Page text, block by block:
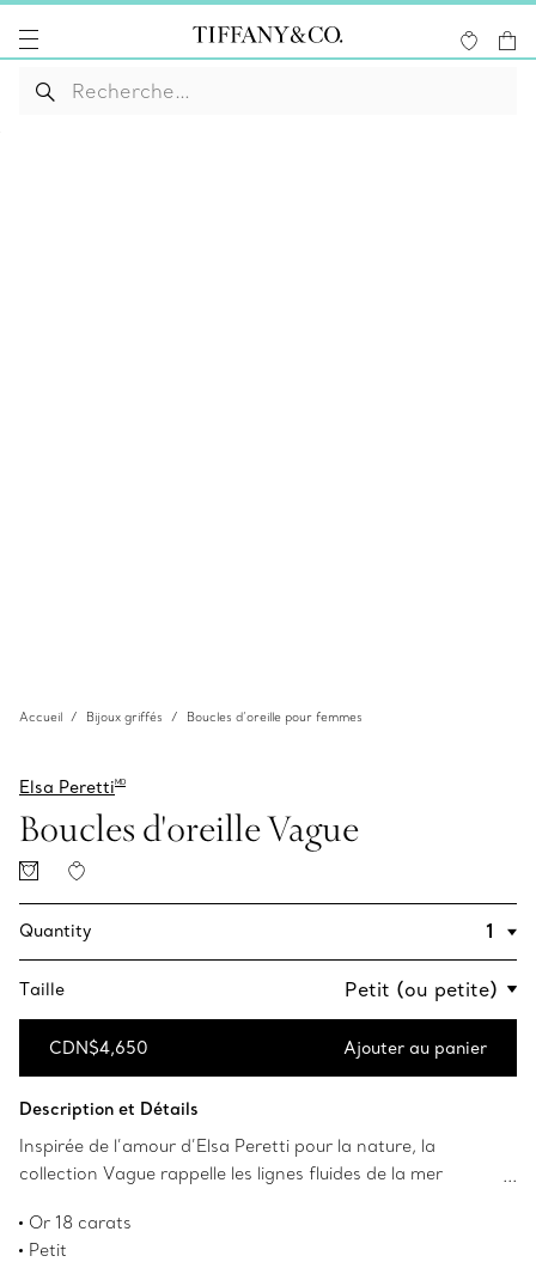
Accueil Bijoux griffés Boucles d’oreille pour femmes
Elsa PerettiMD
Boucles d'oreille Vague
Quantity
Taille
CDN$4,650 Ajouter au panier
Description et Détails
Inspirée de l’amour d’Elsa Peretti pour la nature, la
collection Vague rappelle les lignes fluides de la mer
reflètent le mouvement élégant de l’océan.
Or 18 carats
Petit